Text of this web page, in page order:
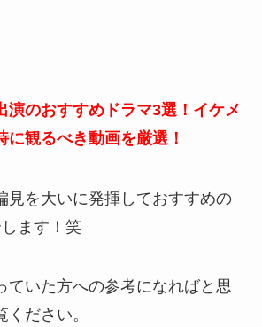
演のおすすめドラマ3選！イケメ
に観るべき動画を厳選！
見を大いに発揮しておすすめの
ます！笑
ていた方への参考になればと思
ださい。